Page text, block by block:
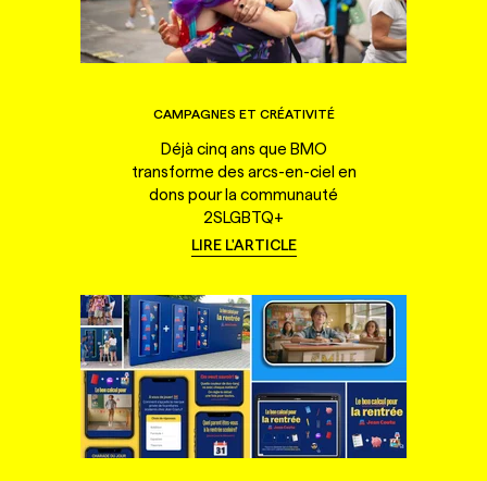
CAMPAGNES ET CRÉATIVITÉ
Déjà cinq ans que BMO
transforme des arcs-en-ciel en
dons pour la communauté
2SLGBTQ+
LIRE L'ARTICLE